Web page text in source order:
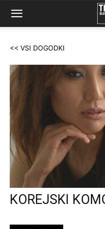
<< VSI DOGODKI
KOREJSKI